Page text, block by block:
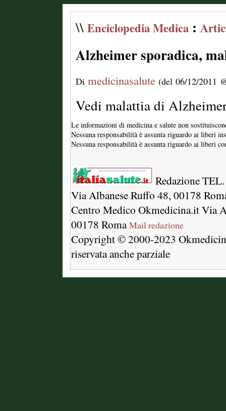
\\ Enciclopedia Medica :
Alzheimer sporadica,
Di medicinasalute (del 06/12/2011
Vedi malattia di
Le informazioni di medicina e salute non
Nessuna responsabilità è assunta riguardo ai liberi
Nessuna responsabilità è assunta riguardo ai liberi
Redazione
Via Albanese Ruffo 48, 00178
Centro Medico Okmedicina.it Via
00178 RomaMail redazione
Copyright © 2000-2023
riservata anche parziale